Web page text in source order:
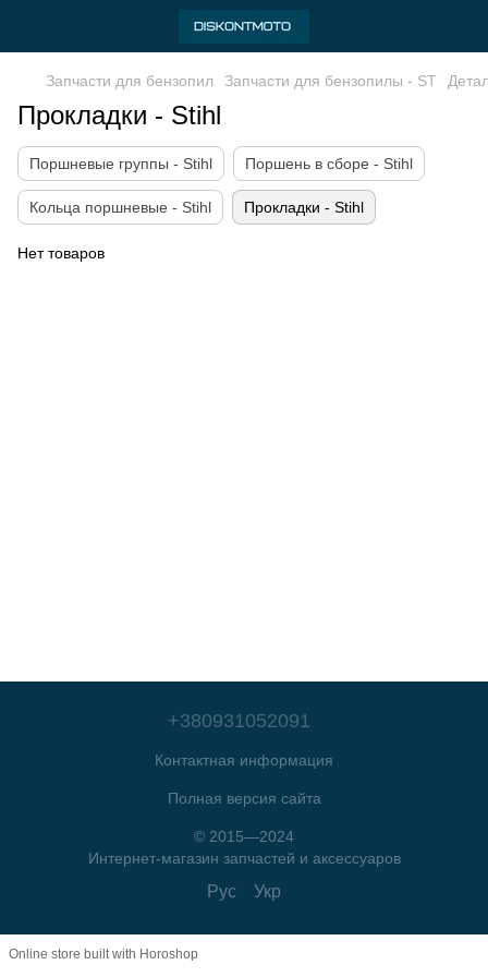
Запчасти для бензопил Запчасти для бензопилы - ST
Прокладки - Stihl
Поршневые группы - Stihl Поршень в сборе - Stihl
Кольца поршневые - Stihl Прокладки - Stihl
Нет товаров
+380931052091
Контактная информация
Полная версия сайта
© 2015—2024
Интернет-магазин запчастей и аксессуаров
Рус Укр
Online store built with Horoshop